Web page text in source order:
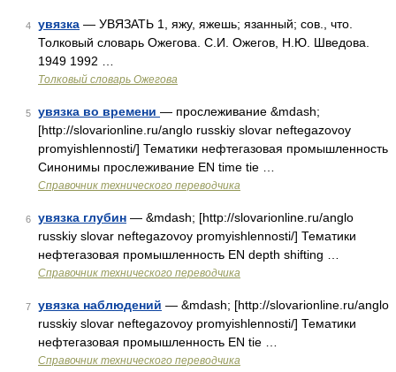
4 увязка — УВЯЗАТЬ 1, яжу, яжешь; язанный; сов., что.
Толковый словарь Ожегова. С.И. Ожегов, Н.Ю. Шведова.
1949 1992 …
Толковый словарь Ожегова
5 увязка во времени — прослеживание &mdash;
[http://slovarionline.ru/anglo russkiy slovar neftegazovoy
promyishlennosti/] Тематики нефтегазовая промышленность
Синонимы прослеживание EN time tie …
Справочник технического переводчика
6 увязка глубин — &mdash; [http://slovarionline.ru/anglo
russkiy slovar neftegazovoy promyishlennosti/] Тематики
нефтегазовая промышленность EN depth shifting …
Справочник технического переводчика
7 увязка наблюдений — &mdash; [http://slovarionline.ru/anglo
russkiy slovar neftegazovoy promyishlennosti/] Тематики
нефтегазовая промышленность EN tie …
Справочник технического переводчика